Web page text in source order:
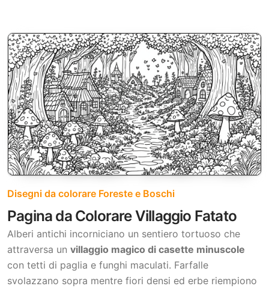
Disegni da colorare Foreste e Boschi
Pagina da Colorare Villaggio Fatato
Alberi antichi incorniciano un sentiero tortuoso che
attraversa un villaggio magico di casette minuscole
con tetti di paglia e funghi maculati. Farfalle
svolazzano sopra mentre fiori densi ed erbe riempiono